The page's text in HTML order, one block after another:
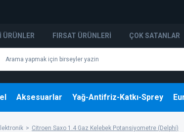
ÜRÜNLER FIRSAT ÜRÜNLERI ÇOK SATANLAR
Aksesuarlar Yağ-Antifriz-Katkı-Sprey
Citroen Saxo 1.4 Gaz Kelebek Potansiyometre (Delphi)